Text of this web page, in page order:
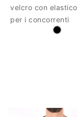
velcro con
per i concorrenti